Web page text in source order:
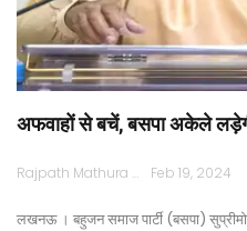
अफवाहों से बचें, बसपा अकेले
Rajpath Mathura Feb 19, 2024
लखनऊ । बहुजन समाज पार्टी (बसपा) सुप्रीमो